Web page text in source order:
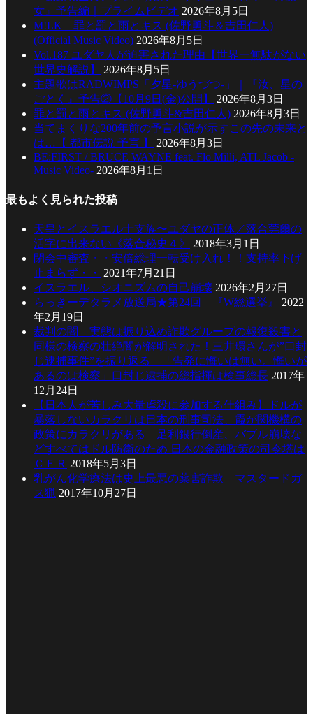
女』予告編｜プライムビデオ 2026年8月5日
M!LK – 罪と罰と雨とキス (佐野勇斗＆吉田仁人)
(Official Music Video) 2026年8月5日
Vol.187 ユダヤ人が迫害された理由【世界一無駄がない
世界史解説】
2026年8月5日
主題歌はRADWIMPS「夕星-ゆうづつ-」｜『汝、星の
ごとく』予告②【10月9日(金)公開】
2026年8月3日
罪と罰と雨とキス (佐野勇斗&吉田仁人) 2026年8月3日
当てまくりな200年前の予言小説が示すこの先の未来と
は…【 都市伝説 予言 】
2026年8月3日
BE:FIRST / BRUCE WAYNE feat. Flo Milli, ATL Jacob -
Music Video- 2026年8月1日
最もよく見られた投稿
天皇とイスラエル十支族〜ユダヤの正体／落合莞爾の
活字に出来ない《落合秘史４》
2018年3月1日
閉会中審査・・安倍総理一転受け入れ！！支持率下げ
止まらず・・
2021年7月21日
イスラエル、シオニズムの自己崩壊 2026年2月27日
らっきーデタラメ放送局★第24回 『W総選挙』
2022
年2月19日
裁判の闇 実態は振り込め詐欺グループの報復殺害と
同様の検察の壮絶闇が解明された！三井環さんが”口封
じ逮捕事件”を振り返る 「告発に悔いは無い。悔いが
あるのは検察」口封じ逮捕の総指揮は検事総長 2017年
12月24日
【日本人が苦しみ大量虐殺に参加する仕組み】ドルが
暴落しないカラクリは日本の刑事司法、霞が関機構の
政策にカラクリがある 足利銀行倒産、バブル崩壊な
どすべてはドル防衛のため 日本の金融政策の司令塔は
ＣＦＲ 2018年5月3日
乳がん化学療法は史上最悪の薬害詐欺 マスタードガ
ス猟 2017年10月27日